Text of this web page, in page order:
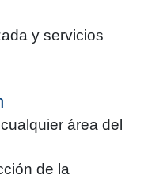
y servicios
área del
de la